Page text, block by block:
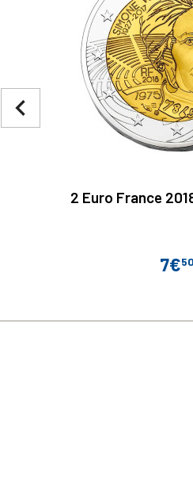
2 Euro France
Prix
7€50
navigate_before